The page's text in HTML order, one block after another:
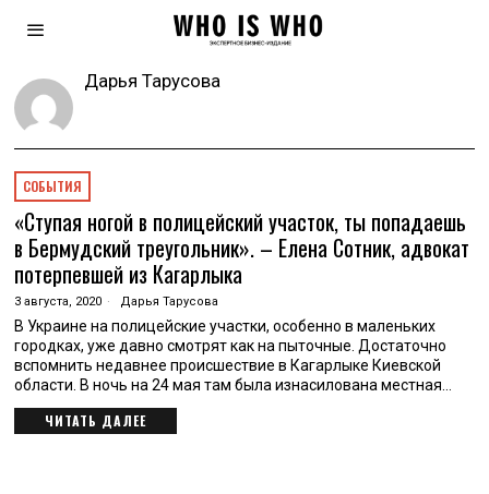
Дарья Тарусова
СОБЫТИЯ
«Ступая ногой в полицейский участок, ты попадаешь
в Бермудский треугольник». – Елена Сотник, адвокат
потерпевшей из Кагарлыка
3 августа, 2020 Дарья Тарусова
В Украине на полицейские участки, особенно в маленьких
городках, уже давно смотрят как на пыточные. Достаточно
вспомнить недавнее происшествие в Кагарлыке Киевской
области. В ночь на 24 мая там была изнасилована местная…
ЧИТАТЬ ДАЛЕЕ